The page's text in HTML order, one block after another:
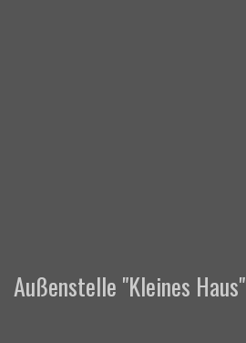
Außenstelle "Kleines Haus"